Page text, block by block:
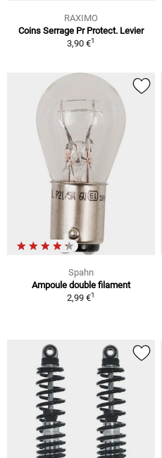
RAXIMO
Coins Serrage Pr Protect. Levier
3,90 €1
Spahn
Ampoule double filament
2,99 €1